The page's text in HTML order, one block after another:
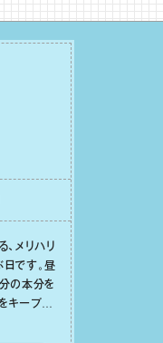
、メリハリ
です。昼
の本分を
キープし